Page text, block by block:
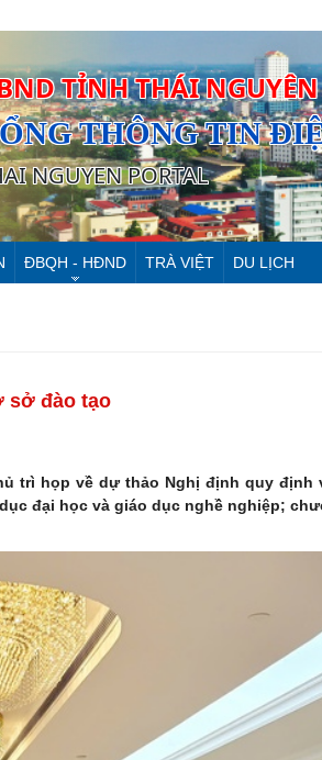
TỈNH THÁI NGUYÊN
THÔNG TIN
NGUYEN PORTAL
ĐBQH - HĐND TRÀ VIỆT DU LỊCH
sở đào tạo
trì họp về dự thảo Nghị định quy
đại học và giáo dục nghề nghiệp;